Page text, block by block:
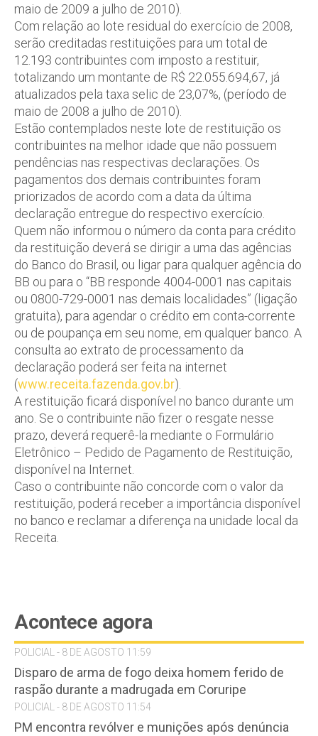
maio de 2009 a julho de 2010).
Com relação ao lote residual do exercício de 2008,
serão creditadas restituições para um total de
12.193 contribuintes com imposto a restituir,
totalizando um montante de R$ 22.055.694,67, já
atualizados pela taxa selic de 23,07%, (período de
maio de 2008 a julho de 2010).
Estão contemplados neste lote de restituição os
contribuintes na melhor idade que não possuem
pendências nas respectivas declarações. Os
pagamentos dos demais contribuintes foram
priorizados de acordo com a data da última
declaração entregue do respectivo exercício.
Quem não informou o número da conta para crédito
da restituição deverá se dirigir a uma das agências
do Banco do Brasil, ou ligar para qualquer agência do
BB ou para o “BB responde 4004-0001 nas capitais
ou 0800-729-0001 nas demais localidades” (ligação
gratuita), para agendar o crédito em conta-corrente
ou de poupança em seu nome, em qualquer banco. A
consulta ao extrato de processamento da
declaração poderá ser feita na internet
(www.receita.fazenda.gov.br).
A restituição ficará disponível no banco durante um
ano. Se o contribuinte não fizer o resgate nesse
prazo, deverá requerê-la mediante o Formulário
Eletrônico – Pedido de Pagamento de Restituição,
disponível na Internet.
Caso o contribuinte não concorde com o valor da
restituição, poderá receber a importância disponível
no banco e reclamar a diferença na unidade local da
Receita.
Acontece agora
POLICIAL - 8 DE AGOSTO 11:59
Disparo de arma de fogo deixa homem ferido de
raspão durante a madrugada em Coruripe
POLICIAL - 8 DE AGOSTO 11:54
PM encontra revólver e munições após denúncia